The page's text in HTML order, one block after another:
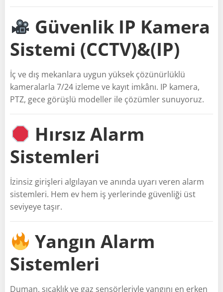
Güvenlik IP Kamera
Sistemi (CCTV)&(IP)
İç ve dış mekanlara uygun yüksek çözünürlüklü
kameralarla 7/24 izleme ve kayıt imkânı. IP kamera,
PTZ, gece görüşlü modeller ile çözümler sunuyoruz.
Hırsız Alarm
Sistemleri
İzinsiz girişleri algılayan ve anında uyarı veren alarm
sistemleri. Hem ev hem iş yerlerinde güvenliği üst
seviyeye taşır.
Yangın Alarm
Sistemleri
Duman, sıcaklık ve gaz sensörleriyle yangını en erken